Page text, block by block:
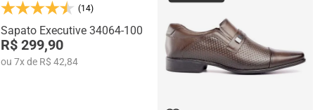
Na categoria Você + Alto, você encontra sapatos sociais, casuais,
mocassins e sapatênis com tecnologia de elevação interna,
desenvolvidos para garantir mais confiança, postura e estilo em
qualquer momento do dia.
(14)
Sapato Executive 34064-100
R$ 299,90
ou 7xde R$ 42,84